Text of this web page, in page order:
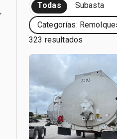
Todas Subasta
Categorías:
323 resultados